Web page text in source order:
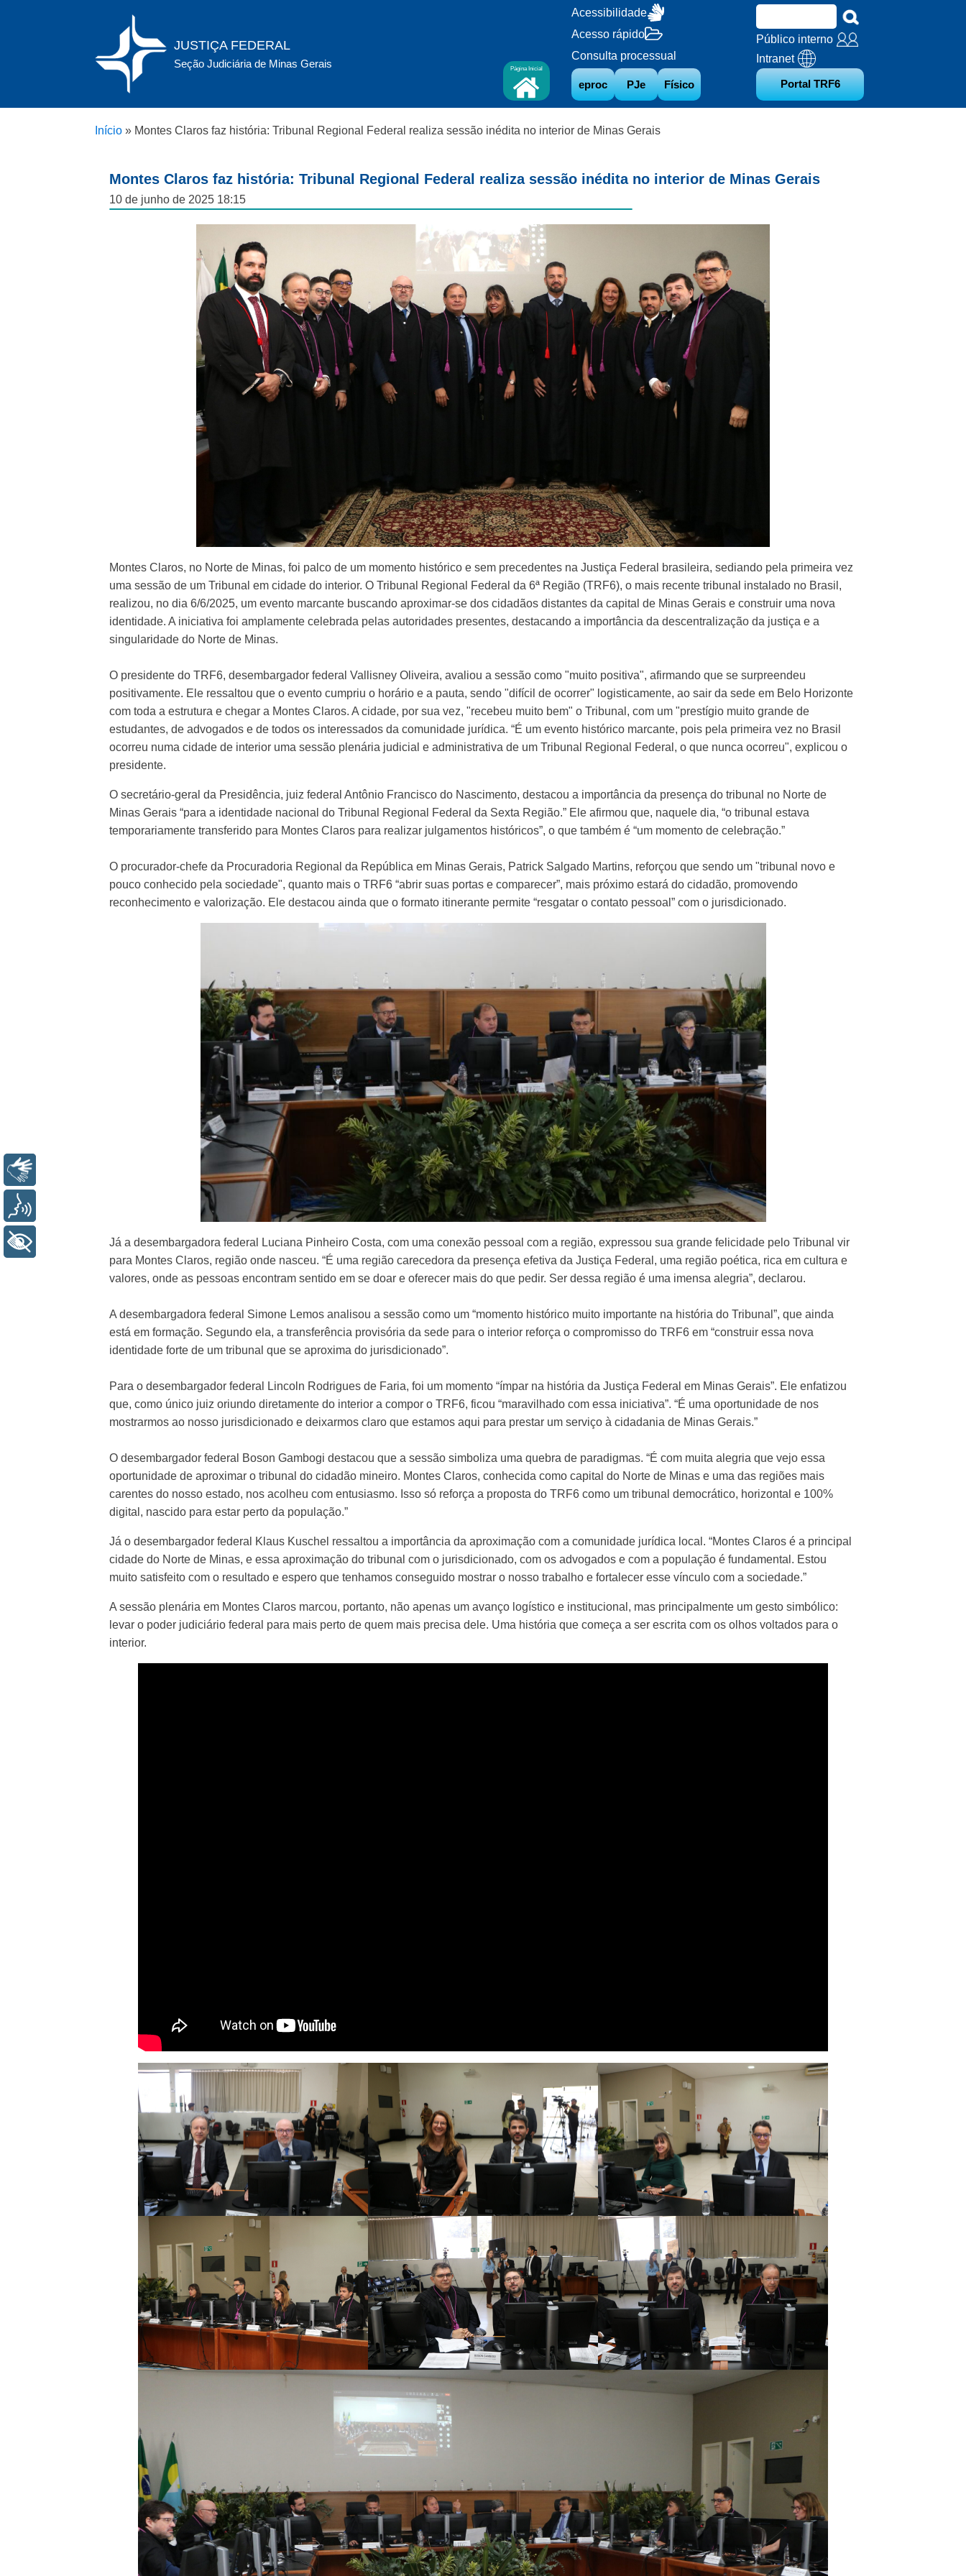
JUSTIÇA FEDERAL
Seção Judiciária de Minas Gerais Página Inicial
Acessibilidade
Acesso rápido
Consulta processual
eproc PJe Físico
Público interno
Intranet
Portal TRF6
Início » Montes Claros faz história: Tribunal Regional Federal realiza sessão inédita no interior de Minas Gerais
Montes Claros faz história: Tribunal Regional Federal realiza sessão inédita no interior de Minas Gerais
10 de junho de 2025 18:15
Montes Claros, no Norte de Minas, foi palco de um momento histórico e sem precedentes na Justiça Federal brasileira, sediando pela primeira vez
uma sessão de um Tribunal em cidade do interior. O Tribunal Regional Federal da 6ª Região (TRF6), o mais recente tribunal instalado no Brasil,
realizou, no dia 6/6/2025, um evento marcante buscando aproximar-se dos cidadãos distantes da capital de Minas Gerais e construir uma nova
identidade. A iniciativa foi amplamente celebrada pelas autoridades presentes, destacando a importância da descentralização da justiça e a
singularidade do Norte de Minas.
O presidente do TRF6, desembargador federal Vallisney Oliveira, avaliou a sessão como "muito positiva", afirmando que se surpreendeu
positivamente. Ele ressaltou que o evento cumpriu o horário e a pauta, sendo "difícil de ocorrer" logisticamente, ao sair da sede em Belo Horizonte
com toda a estrutura e chegar a Montes Claros. A cidade, por sua vez, "recebeu muito bem" o Tribunal, com um "prestígio muito grande de
estudantes, de advogados e de todos os interessados da comunidade jurídica. “É um evento histórico marcante, pois pela primeira vez no Brasil
ocorreu numa cidade de interior uma sessão plenária judicial e administrativa de um Tribunal Regional Federal, o que nunca ocorreu", explicou o
presidente.
O secretário-geral da Presidência, juiz federal Antônio Francisco do Nascimento, destacou a importância da presença do tribunal no Norte de
Minas Gerais “para a identidade nacional do Tribunal Regional Federal da Sexta Região.” Ele afirmou que, naquele dia, “o tribunal estava
temporariamente transferido para Montes Claros para realizar julgamentos históricos”, o que também é “um momento de celebração.”
O procurador-chefe da Procuradoria Regional da República em Minas Gerais, Patrick Salgado Martins, reforçou que sendo um "tribunal novo e
pouco conhecido pela sociedade", quanto mais o TRF6 “abrir suas portas e comparecer”, mais próximo estará do cidadão, promovendo
reconhecimento e valorização. Ele destacou ainda que o formato itinerante permite “resgatar o contato pessoal” com o jurisdicionado.
Já a desembargadora federal Luciana Pinheiro Costa, com uma conexão pessoal com a região, expressou sua grande felicidade pelo Tribunal vir
para Montes Claros, região onde nasceu. “É uma região carecedora da presença efetiva da Justiça Federal, uma região poética, rica em cultura e
valores, onde as pessoas encontram sentido em se doar e oferecer mais do que pedir. Ser dessa região é uma imensa alegria”, declarou.
A desembargadora federal Simone Lemos analisou a sessão como um “momento histórico muito importante na história do Tribunal”, que ainda
está em formação. Segundo ela, a transferência provisória da sede para o interior reforça o compromisso do TRF6 em “construir essa nova
identidade forte de um tribunal que se aproxima do jurisdicionado”.
Para o desembargador federal Lincoln Rodrigues de Faria, foi um momento “ímpar na história da Justiça Federal em Minas Gerais”. Ele enfatizou
que, como único juiz oriundo diretamente do interior a compor o TRF6, ficou “maravilhado com essa iniciativa”. “É uma oportunidade de nos
mostrarmos ao nosso jurisdicionado e deixarmos claro que estamos aqui para prestar um serviço à cidadania de Minas Gerais.”
O desembargador federal Boson Gambogi destacou que a sessão simboliza uma quebra de paradigmas. “É com muita alegria que vejo essa
oportunidade de aproximar o tribunal do cidadão mineiro. Montes Claros, conhecida como capital do Norte de Minas e uma das regiões mais
carentes do nosso estado, nos acolheu com entusiasmo. Isso só reforça a proposta do TRF6 como um tribunal democrático, horizontal e 100%
digital, nascido para estar perto da população.”
Já o desembargador federal Klaus Kuschel ressaltou a importância da aproximação com a comunidade jurídica local. “Montes Claros é a principal
cidade do Norte de Minas, e essa aproximação do tribunal com o jurisdicionado, com os advogados e com a população é fundamental. Estou
muito satisfeito com o resultado e espero que tenhamos conseguido mostrar o nosso trabalho e fortalecer esse vínculo com a sociedade.”
A sessão plenária em Montes Claros marcou, portanto, não apenas um avanço logístico e institucional, mas principalmente um gesto simbólico:
levar o poder judiciário federal para mais perto de quem mais precisa dele. Uma história que começa a ser escrita com os olhos voltados para o
interior.
+ Acessibilidade